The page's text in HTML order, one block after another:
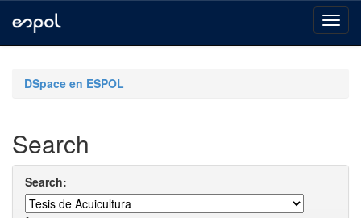
navigationDSpace en ESPOL
Search
Search: